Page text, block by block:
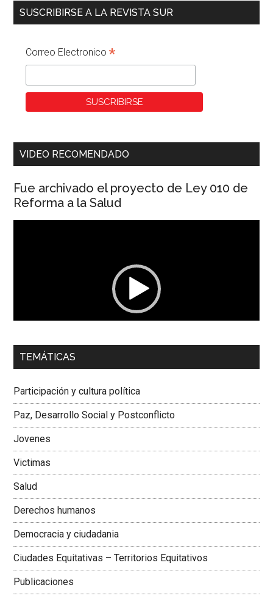
SUSCRIBIRSE A LA REVISTA SUR
Correo Electronico*
VIDEO RECOMENDADO
Fue archivado el proyecto de Ley 010 de
Reforma a la Salud
00:00 01:04
Dra. Carolina Corcho Mejía,Presidenta Corporación
Colombiana
TEMÁTICAS
Participación y cultura política
Paz, Desarrollo Social y Postconflicto
Jovenes
Victimas
Salud
Derechos humanos
Democracia y ciudadania
Ciudades Equitativas – Territorios Equitativos
Publicaciones